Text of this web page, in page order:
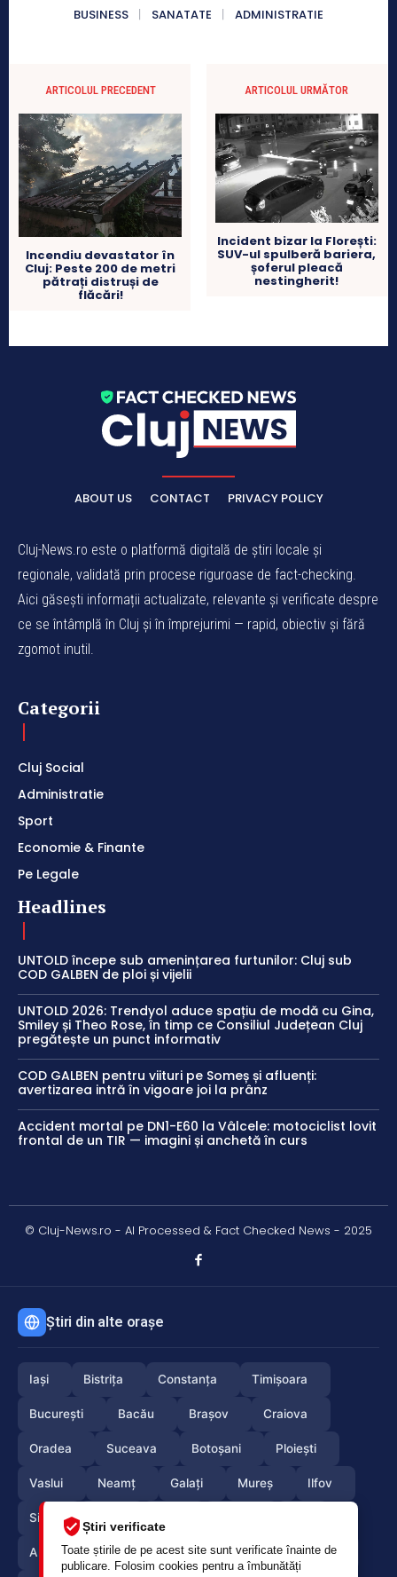
Știri verificate
Toate știrile de pe acest site sunt verificate înainte de
publicare. Folosim cookies pentru a îmbunătăți
BUSINESS
SANATATE ADMINISTRATIE
ARTICOLUL PRECEDENT
Incendiu devastator în
Cluj: Peste 200 de metri
pătrați distruși de
flăcări!
ARTICOLUL URMĂTOR
Incident bizar la Florești:
SUV-ul spulberă bariera,
șoferul pleacă
nestingherit!
ABOUT US CONTACT PRIVACY POLICY
Cluj-News.ro este o platformă digitală de știri locale și
regionale, validată prin procese riguroase de fact-checking.
Aici găsești informații actualizate, relevante și verificate despre
ce se întâmplă în Cluj și în împrejurimi — rapid, obiectiv și fără
zgomot inutil.
Categorii
Cluj Social
Administratie
Sport
Economie & Finante
Pe Legale
Headlines
UNTOLD începe sub amenințarea furtunilor: Cluj sub
COD GALBEN de ploi și vijelii
UNTOLD 2026: Trendyol aduce spațiu de modă cu Gina,
Smiley și Theo Rose, în timp ce Consiliul Județean Cluj
pregătește un punct informativ
COD GALBEN pentru viituri pe Someș și afluenți:
avertizarea intră în vigoare joi la prânz
Accident mortal pe DN1-E60 la Vâlcele: motociclist lovit
frontal de un TIR — imagini și anchetă în curs
© Cluj-News.ro - AI Processed & Fact Checked News - 2025
Știri din alte orașe
Iași Bistrița Constanța Timișoara
București Bacău Brașov Craiova
Oradea Suceava Botoșani Ploiești
Vaslui Neamț Galați Mureș Ilfov
Sibiu
Arges Maramures Vrancea Satumare